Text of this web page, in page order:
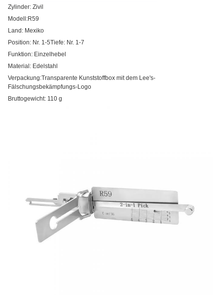
Zylinder: Zivil
Modell:R59
Land: Mexiko
Position: Nr. 1-5Tiefe: Nr. 1-7
Funktion: Einzelhebel
Material: Edelstahl
Verpackung:Transparente Kunststoffbox mit dem Lee's-
Fälschungsbekämpfungs-Logo
Bruttogewicht: 110 g